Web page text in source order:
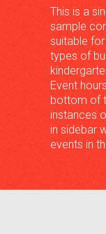
This is a
sample
suitable
types of
Event
bottom of
instances
in sidebar
events in